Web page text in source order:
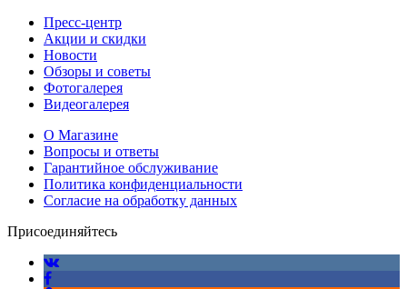
Пресс-центр
Акции и скидки
Новости
Обзоры и советы
Фотогалерея
Видеогалерея
О Магазине
Вопросы и ответы
Гарантийное обслуживание
Политика конфиденциальности
Согласие на обработку данных
Присоединяйтесь